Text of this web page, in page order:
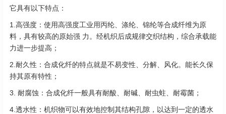
它具有以下特点：
1.高强度：使用高强度工业用丙纶、涤纶、锦纶等合成纤维为原
料，具有较高的原始强 力。经机织后成规律交织结构，综合承载能
力进一步提高；
2.耐久性：合成化纤的特点就是不易变性、分解、风化。能长久保
持其原有特性；
3. 耐腐蚀：合成化纤一般具有耐酸、耐碱、耐虫蛀、耐霉菌；
4.透水性：机织物可以有效地控制其结构孔隙，以达到一定的透水